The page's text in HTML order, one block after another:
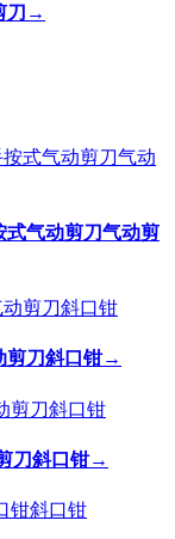
刀 →
式气动剪刀气动剪
剪刀斜口钳→
刀斜口钳→